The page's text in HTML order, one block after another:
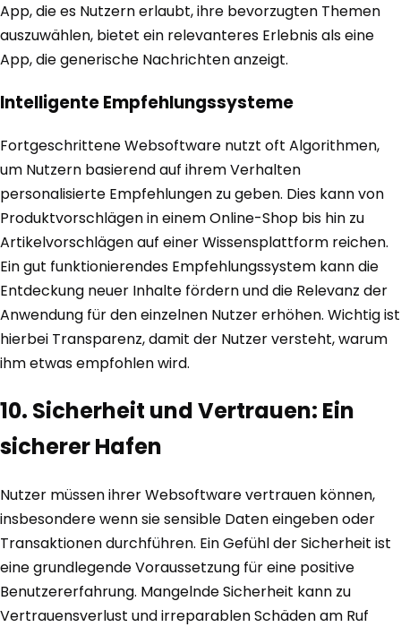
App, die es Nutzern erlaubt, ihre bevorzugten Themen
auszuwählen, bietet ein relevanteres Erlebnis als eine
App, die generische Nachrichten anzeigt.
Intelligente Empfehlungssysteme
Fortgeschrittene Websoftware nutzt oft Algorithmen,
um Nutzern basierend auf ihrem Verhalten
personalisierte Empfehlungen zu geben. Dies kann von
Produktvorschlägen in einem Online-Shop bis hin zu
Artikelvorschlägen auf einer Wissensplattform reichen.
Ein gut funktionierendes Empfehlungssystem kann die
Entdeckung neuer Inhalte fördern und die Relevanz der
Anwendung für den einzelnen Nutzer erhöhen. Wichtig ist
hierbei Transparenz, damit der Nutzer versteht, warum
ihm etwas empfohlen wird.
10. Sicherheit und Vertrauen: Ein
sicherer Hafen
Nutzer müssen ihrer Websoftware vertrauen können,
insbesondere wenn sie sensible Daten eingeben oder
Transaktionen durchführen. Ein Gefühl der Sicherheit ist
eine grundlegende Voraussetzung für eine positive
Benutzererfahrung. Mangelnde Sicherheit kann zu
Vertrauensverlust und irreparablen Schäden am Ruf